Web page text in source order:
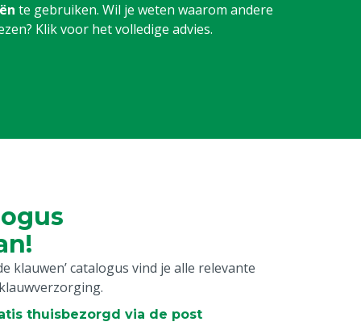
te gebruiken. Wil je weten waarom andere
Klik voor het volledige advies.
klauwen’ catalogus vind je alle relevante
thuisbezorgd via de post